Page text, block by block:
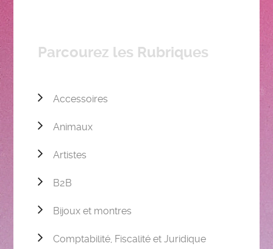
Parcourez les Rubriques
Accessoires
Animaux
Artistes
B2B
Bijoux et montres
Comptabilité, Fiscalité et Juridique